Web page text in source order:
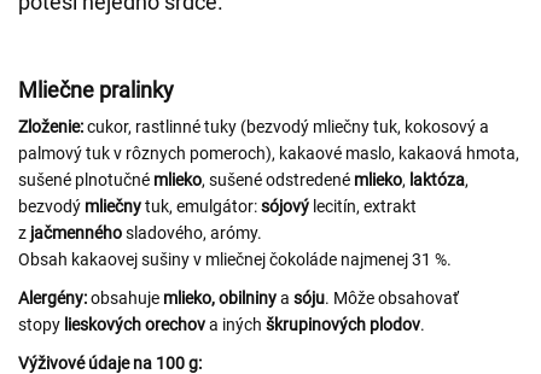
Mliečne pralinky
Zloženie:cukor, rastlinné tuky (bezvodý mliečny tuk, kokosový a
palmový tuk v rôznych pomeroch), kakaové maslo, kakaová hmota,
sušené plnotučné mlieko, sušené odstredené mlieko, laktóza,
bezvodý mliečnytuk, emulgátor:sójový lecitín, extrakt
z jačmennéhosladového, arómy.
Obsah kakaovej sušiny v mliečnej čokoláde najmenej 31 %.
Alergény:obsahuje mlieko,obilninya sóju. Môže obsahovať
stopy lieskových orechova iných škrupinových plodov.
Výživové údaje na 100 g: